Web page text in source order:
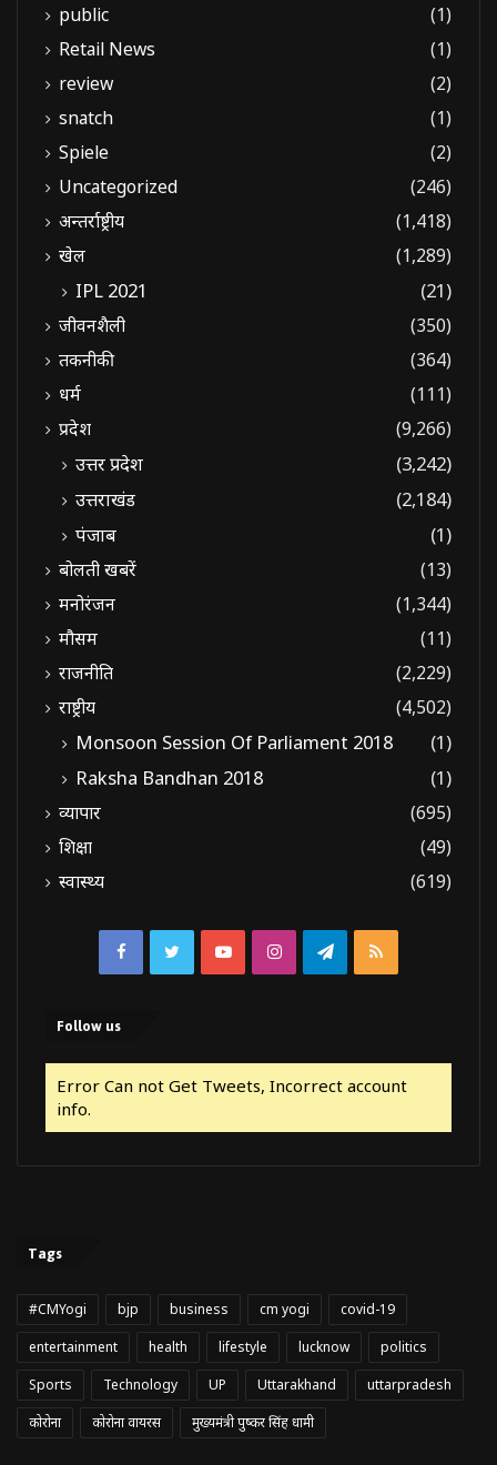
public
(1)
Retail News
(1)
review
(2)
snatch
(1)
Spiele
(2)
Uncategorized
(246)
अन्तर्राष्ट्रीय
(1,418)
खेल
(1,289)
IPL 2021 (21)
जीवनशैली
(350)
तकनीकी
(364)
धर्म
(111)
प्रदेश
(9,266)
उत्तर प्रदेश
(3,242)
उत्तराखंड
(2,184)
पंजाब
(1)
बोलती खबरें
(13)
मनोरंजन
(1,344)
मौसम
(11)
राजनीति
(2,229)
राष्ट्रीय
(4,502)
Monsoon Session Of Parliament 2018
(1)
Raksha Bandhan 2018
(1)
व्यापार
(695)
शिक्षा
(49)
स्वास्थ्य
(619)
FacebookTwitterYouTubeInstagramTelegram
RSS
Follow us
Error Can not Get Tweets, Incorrect account
info.
Tags
#CMYogi bjp business cm yogi
covid-19
entertainment
health lifestyle lucknow
politics
Sports
Technology UP Uttarakhand
uttarpradesh
कोरोना
कोरोना वायरस मुख्यमंत्री पुष्कर सिंह धामी